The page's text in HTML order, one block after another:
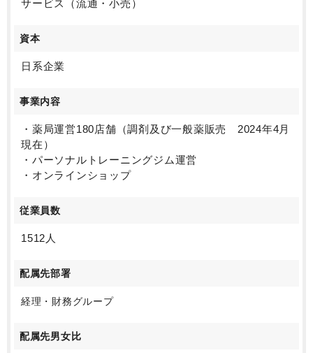
サービス（流通・小売）
資本
日系企業
事業内容
・薬局運営180店舗（調剤及び一般薬販売 2024年4月
現在）
・パーソナルトレーニングジム運営
・オンラインショップ
従業員数
1512人
配属先部署
経理・財務グループ
配属先男女比